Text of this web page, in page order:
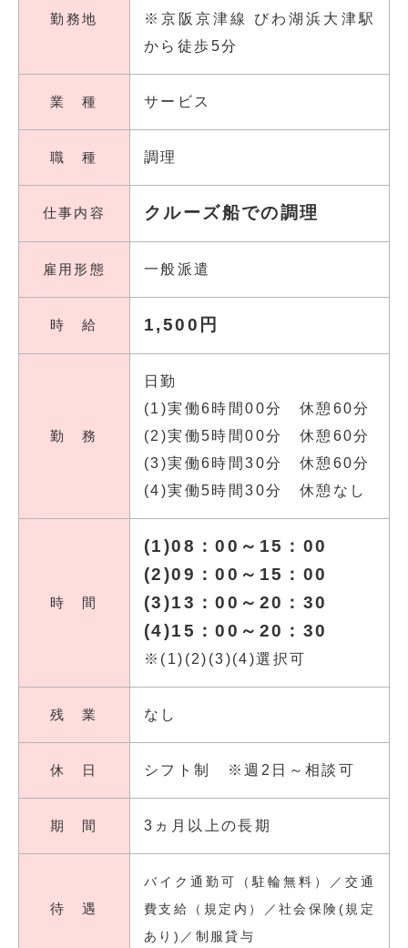
勤務地
※京阪京津線 びわ湖浜大津駅
から徒歩5分
業 種 サービス
職 種 調理
仕事内容 クルーズ船での調理
雇用形態 一般派遣
時 給 1,500円
勤 務
日勤
(1)実働6時間00分 休憩60分
(2)実働5時間00分 休憩60分
(3)実働6時間30分 休憩60分
(4)実働5時間30分 休憩なし
時 間
(1)08：00～15：00
(2)09：00～15：00
(3)13：00～20：30
(4)15：00～20：30
※(1)(2)(3)(4)選択可
残 業 なし
休 日 シフト制 ※週2日～相談可
期 間 3ヵ月以上の長期
待 遇
バイク通勤可（駐輪無料）／交通
費支給（規定内）／社会保険(規定
あり)／制服貸与